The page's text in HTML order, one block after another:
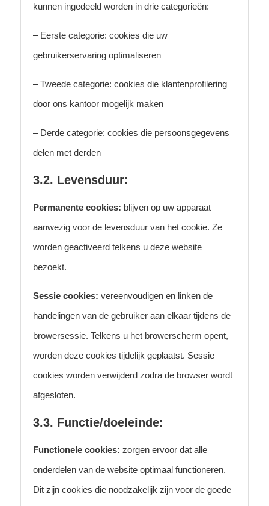
kunnen ingedeeld worden in drie categorieën:
– Eerste categorie: cookies die uw
gebruikerservaring optimaliseren
– Tweede categorie: cookies die klantenprofilering
door ons kantoor mogelijk maken
– Derde categorie: cookies die persoonsgegevens
delen met derden
3.2. Levensduur:
Permanente cookies: blijven op uw apparaat
aanwezig voor de levensduur van het cookie. Ze
worden geactiveerd telkens u deze website
bezoekt.
Sessie cookies: vereenvoudigen en linken de
handelingen van de gebruiker aan elkaar tijdens de
browersessie. Telkens u het browerscherm opent,
worden deze cookies tijdelijk geplaatst. Sessie
cookies worden verwijderd zodra de browser wordt
afgesloten.
3.3. Functie/doeleinde:
Functionele cookies: zorgen ervoor dat alle
onderdelen van de website optimaal functioneren.
Dit zijn cookies die noodzakelijk zijn voor de goede